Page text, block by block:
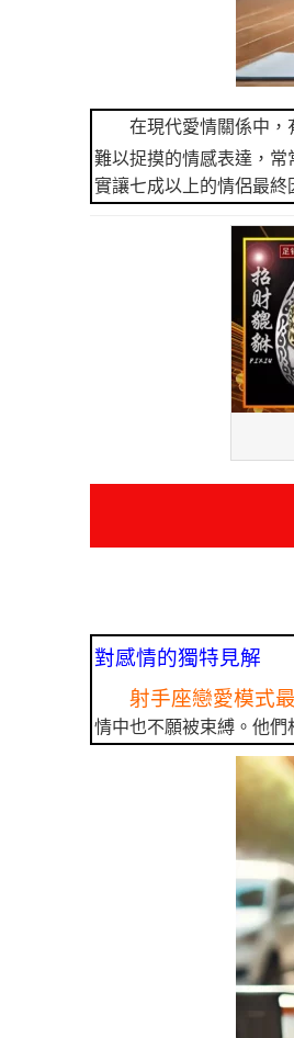
在現代愛情關係中
難以捉摸的情感表達，常
實讓七成以上的情侶最終
對感情的獨特見解
射手座戀愛模式
情中也不願被束縛。他